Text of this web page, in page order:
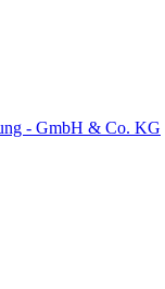
- GmbH & Co. KG